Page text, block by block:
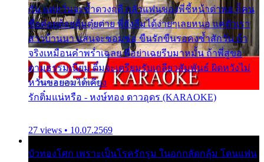
กัน แต่หวั่นจะช้ำดวงฤดี กลัวแฟนของพี่ชี้หน้าด่าทอ ก็คน
ชื่อต๋อยต้อยตุ้มตุ๋ยต่าย พี่ยังลืมได้ง่ายๆเลยหนอ แค่ตัวเรา
สาวบ้านนา แสนจะซอมซ่อ ขืนรักขืนรอคงช้ำสักวัน ถ้า
จริงเหมือนคำพร่ำเฉลย พี่อย่าเฉยรีบมาหมั้น ถ้าพี่สู่ขอ
ตามธรรมเนียม ติ๋มจะเตรียมรับเกลียวสัมพันธ์ ผิดหวังไม่
หวั่นขอยอมได้เคียง
รักติ๋มแน่หรือ - หงษ์ทอง ดาวอุดร (KARAOKE)
27 views • 10.07.2569
บัวทองโศก เพราะเป็นโรครักรุม ในอกกลัดกลุ้ม โดนแฟน